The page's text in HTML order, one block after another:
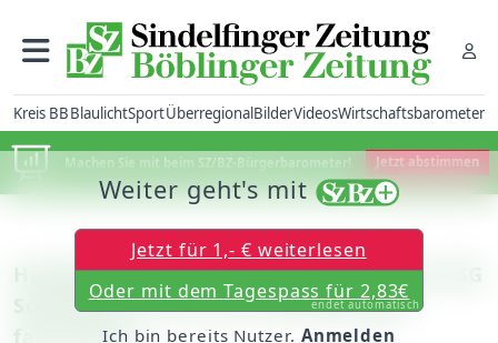
Kreis BBBlaulichtSportÜberregionalBilderVideosWirtschaftsbarometer
Machen Sie mit beim SZ/BZ-Bürgerbarometer! Jetzt abstimmen
Handball: Markus Martinewsky von der HSG
Schönbuch II traf aus Versehen ganz
fantastisch
Weiter geht's mit
Jetzt für 1,- € weiterlesen
Oder mit dem Tagespass für 2,83€
endet automatisch
Ich bin bereits Nutzer. Anmelden